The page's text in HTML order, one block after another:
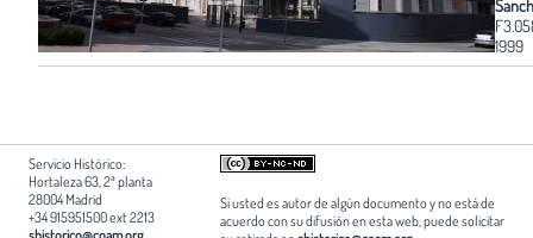
1999
Servicio Histórico:
Hortaleza 63, 2ª planta
28004 Madrid
+34 915951500 ext 2213
Si usted es autor de algún documento y no está de
acuerdo con su difusión en esta web, puede solicitar